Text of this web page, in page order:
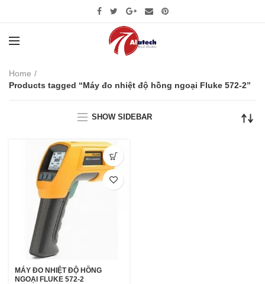
Home
Products tagged “Máy đo nhiệt độ hồng ngoại Fluke 572-2”
SHOW SIDEBAR
MÁY ĐO NHIỆT ĐỘ HỒNG
NGOẠI FLUKE 572-2